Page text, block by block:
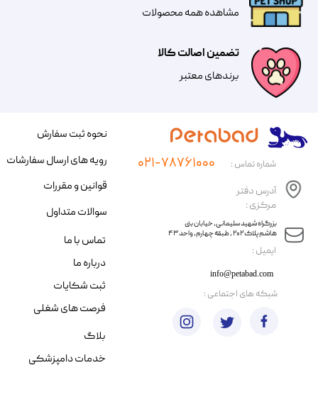
تضمین اصالت کالا
​​برندهای معتبر​​​​​​​
مشاهده همه محصولات
​ایمیل :
آدرس دفتر
مرکزی :
info@petabad.com
​​بزرگراه شهید سلیمانی، خیابان بنی
هاشم پلاک ۲۰۲ ، طبقه چهارم، واحد ۴۳
شماره تماس : ۰۲۱-۷۸۷۶۱۰۰۰
نحوه ثبت سفارش
رویه های ارسال سفارشات
قوانین و مقررات
سوالات متداول
تماس با ما
درباره ما
ثبت شکایات
فرصت های شغلی
​شبکه های اجتماعی :
بلاگ
خدمات دامپزشکی